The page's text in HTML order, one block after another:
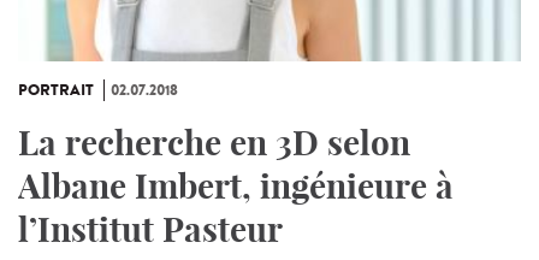
PORTRAIT 02.07.2018
La recherche en 3D selon
Albane Imbert, ingénieure à
l’Institut Pasteur